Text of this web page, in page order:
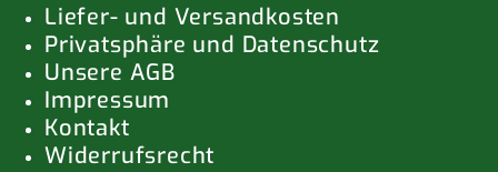
Liefer- und Versandkosten
Privatsphäre und Datenschutz
Unsere AGB
Impressum
Kontakt
Widerrufsrecht